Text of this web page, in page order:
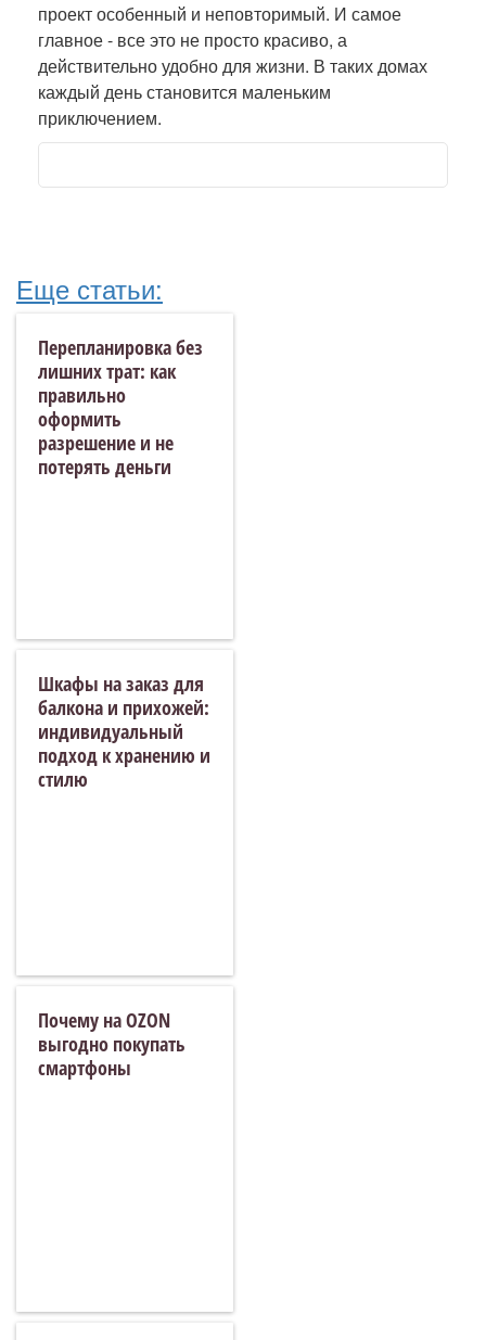
проект особенный и неповторимый. И самое
главное - все это не просто красиво, а
действительно удобно для жизни. В таких домах
каждый день становится маленьким
приключением.
Еще статьи:
Перепланировка без
лишних трат: как
правильно
оформить
разрешение и не
потерять деньги
Шкафы на заказ для
балкона и прихожей:
индивидуальный
подход к хранению и
стилю
Почему на OZON
выгодно покупать
смартфоны